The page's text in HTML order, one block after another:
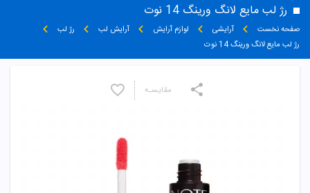
رژ لب مایع لانگ ورینگ 14 نوت
صفحه نخست آرایشی لوازم آرایش آرایش لب
رژ لب
رژ لب مایع لانگ ورینگ 14 نوت
مقایسـه